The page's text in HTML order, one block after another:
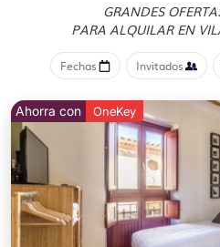
GRANDES
PARA ALQUILAR EN
Fechas Invitados
Ahorra con OneKey